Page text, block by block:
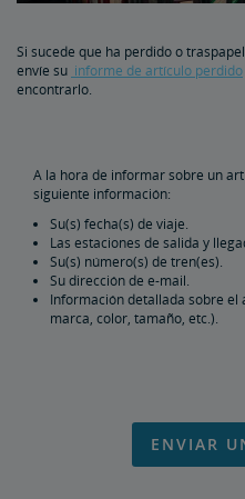
Artículos Prohibidos en el
Limitación de
Armar Sus Maletas
Servicios de Equipaje en la
Si sucede que ha perdido o
envíe su informe de artículo perdido
encontrarlo.
A la hora de informar sobre un
siguiente información:
Su(s) fecha(s) de viaje.
Las estaciones de salida y
Su(s) número(s) de tren(es).
Su dirección de e-mail.
Información detallada sobre
marca, color, tamaño, etc.).
ENVIAR